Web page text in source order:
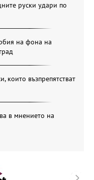
руски удари по
на фона на
които възпрепятстват
в мнението на